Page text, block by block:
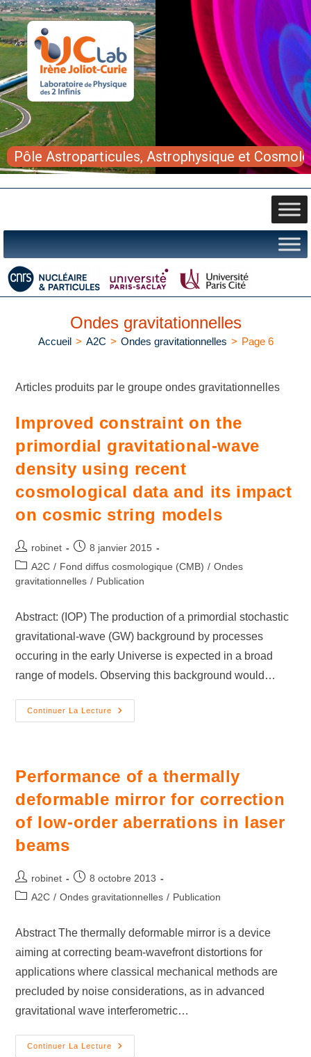
Pôle Astroparticules, Astrophysique et
Ondes gravitationnelles
Accueil > A2C > Ondes gravitationnelles > Page 6
Articles produits par le groupe ondes gravitationnelles
Improved constraint on the
primordial gravitational-wave
density using recent
cosmological data and its impact
on cosmic string models
robinet
8 janvier 2015
A2C / Fond diffus cosmologique (CMB) / Ondes
gravitationnelles / Publication
Abstract: (IOP) The production of a primordial stochastic
gravitational-wave (GW) background by processes
occuring in the early Universe is expected in a broad
range of models. Observing this background would…
Continuer La Lecture
Performance of a thermally
deformable mirror for correction
of low-order aberrations in laser
beams
robinet
8 octobre 2013
A2C / Ondes gravitationnelles / Publication
Abstract The thermally deformable mirror is a device
aiming at correcting beam-wavefront distortions for
applications where classical mechanical methods are
precluded by noise considerations, as in advanced
gravitational wave interferometric…
Continuer La Lecture